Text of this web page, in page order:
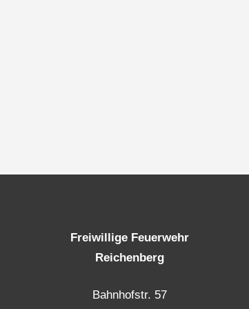
Freiwillige Feuerwehr
Reichenberg
Bahnhofstr. 57